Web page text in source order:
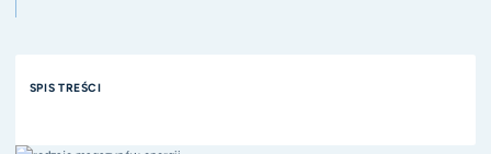
SPIS TREŚCI